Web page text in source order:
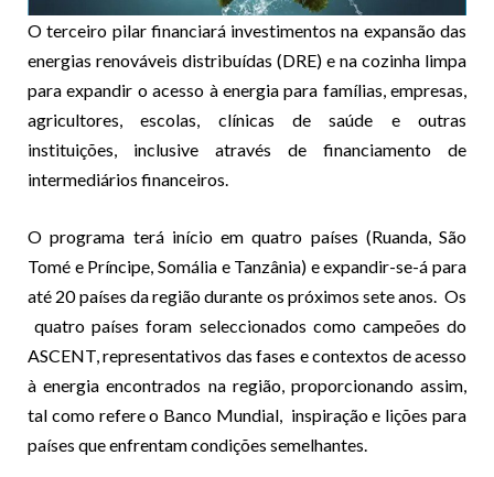
O terceiro pilar financiará investimentos na expansão das
energias renováveis ​​distribuídas (DRE) e na cozinha limpa
para expandir o acesso à energia para famílias, empresas,
agricultores, escolas, clínicas de saúde e outras
instituições, inclusive através de financiamento de
intermediários financeiros.
O programa terá início em quatro países (Ruanda, São
Tomé e Príncipe, Somália e Tanzânia) e expandir-se-á para
até 20 países da região durante os próximos sete anos. Os
quatro países foram seleccionados como campeões do
ASCENT, representativos das fases e contextos de acesso
à energia encontrados na região, proporcionando assim,
tal como refere o Banco Mundial, inspiração e lições para
países que enfrentam condições semelhantes.